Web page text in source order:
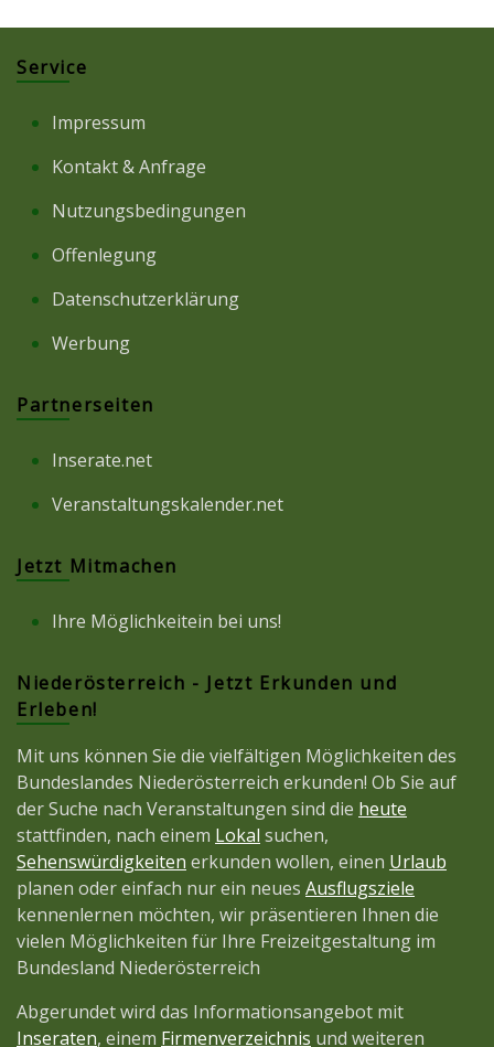
Service
Impressum
Kontakt & Anfrage
Nutzungsbedingungen
Offenlegung
Datenschutzerklärung
Werbung
Partnerseiten
Inserate.net
Veranstaltungskalender.net
Jetzt Mitmachen
Ihre Möglichkeitein bei uns!
Niederösterreich - Jetzt Erkunden und
Erleben!
Mit uns können Sie die vielfältigen Möglichkeiten des
Bundeslandes Niederösterreich erkunden! Ob Sie auf
der Suche nach Veranstaltungen sind die heute
stattfinden, nach einem Lokal suchen,
Sehenswürdigkeiten erkunden wollen, einen Urlaub
planen oder einfach nur ein neues Ausflugsziele
kennenlernen möchten, wir präsentieren Ihnen die
vielen Möglichkeiten für Ihre Freizeitgestaltung im
Bundesland Niederösterreich
Abgerundet wird das Informationsangebot mit
Inseraten, einem Firmenverzeichnis und weiteren